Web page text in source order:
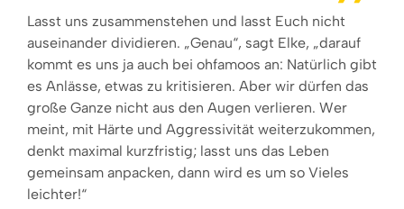
Lasst uns zusammenstehen und lasst Euch nicht
auseinander dividieren. „Genau“, sagt Elke, „darauf
kommt es uns ja auch bei ohfamoos an: Natürlich gibt
es Anlässe, etwas zu kritisieren. Aber wir dürfen das
große Ganze nicht aus den Augen verlieren. Wer
meint, mit Härte und Aggressivität weiterzukommen,
denkt maximal kurzfristig; lasst uns das Leben
gemeinsam anpacken, dann wird es um so Vieles
leichter!“